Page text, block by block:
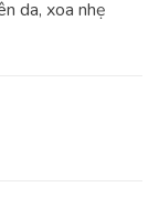
da, xoa nhẹ